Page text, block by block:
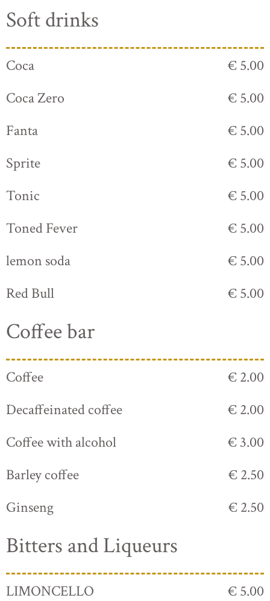
Soft drinks
Coca
€ 5.00
Coca Zero
€ 5.00
Fanta
€ 5.00
Sprite
€ 5.00
Tonic
€ 5.00
Toned Fever
€ 5.00
lemon soda
€ 5.00
Red Bull
€ 5.00
Coffee bar
Coffee
€ 2.00
Decaffeinated coffee
€ 2.00
Coffee with alcohol
€ 3.00
Barley coffee
€ 2.50
Ginseng
€ 2.50
Bitters and Liqueurs
LIMONCELLO € 5.00